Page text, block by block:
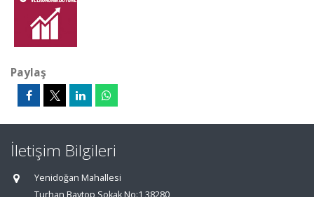
Paylaş
İletişim Bilgileri
Yenidoğan Mahallesi
Turhan Baytop Sokak No:1 38280